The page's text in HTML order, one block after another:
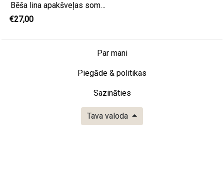
Bēša lina apakšveļas soma ar pielāgotu etiķeti, ceļojumu aksesuāru apakšveļas soma, medusmēneša dāvana
€27,00
Par mani
Piegāde & politikas
Sazināties
Tava valoda